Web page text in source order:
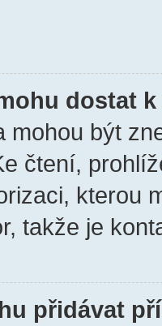
dostat
mohou být
čtení,
kterou
takže je
přidávat